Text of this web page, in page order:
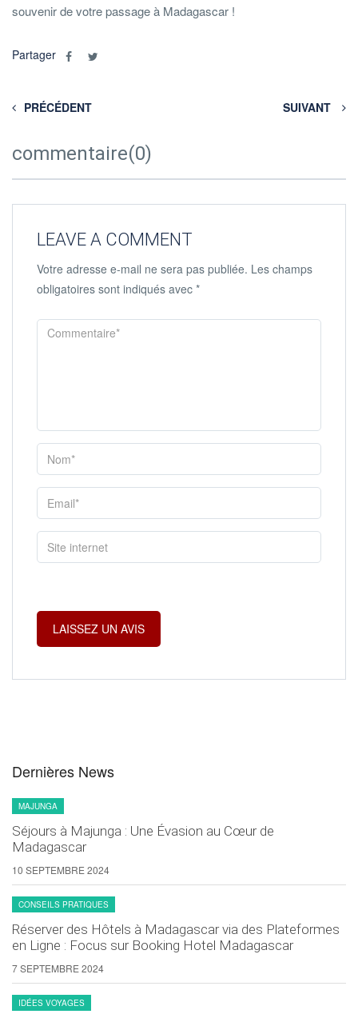
souvenir de votre passage à Madagascar !
Partager
PRÉCÉDENT SUIVANT
commentaire(0)
LEAVE A COMMENT
Votre adresse e-mail ne sera pas publiée. Les champs
obligatoires sont indiqués avec *
Dernières News
MAJUNGA
Séjours à Majunga : Une Évasion au Cœur de
Madagascar
10 SEPTEMBRE 2024
CONSEILS PRATIQUES
Réserver des Hôtels à Madagascar via des Plateformes
en Ligne : Focus sur Booking Hotel Madagascar
7 SEPTEMBRE 2024
IDÉES VOYAGES